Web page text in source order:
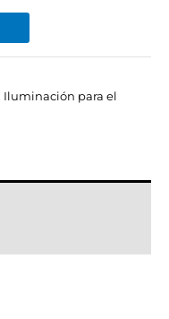
Iluminación para el